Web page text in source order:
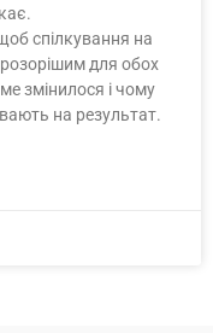
спілкування на
для обох
змінилося і чому
на результат.